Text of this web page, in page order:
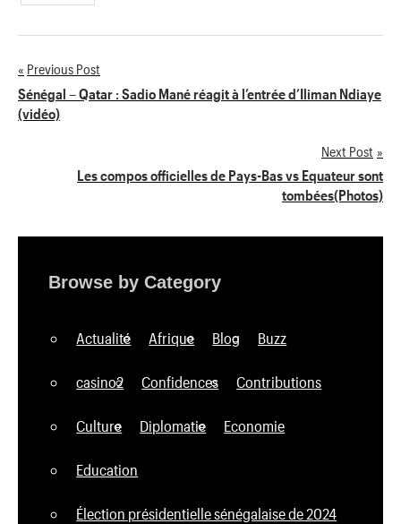
Navigation
de
Previous Post
Sénégal – Qatar : Sadio Mané réagit à l’entrée d’Iliman Ndiaye
(vidéo)
Next Post
Les compos officielles de Pays-Bas vs Equateur sont
tombées(Photos)
Browse by Category
Actualité Afrique Blog Buzz
casino2 Confidences Contributions
Culture Diplomatie Economie
Education
Élection présidentielle sénégalaise de 2024